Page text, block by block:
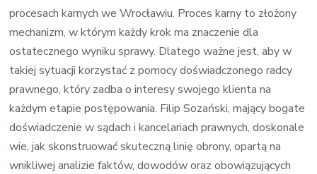
procesach karnych we Wrocławiu. Proces karny to złożony
mechanizm, w którym każdy krok ma znaczenie dla
ostatecznego wyniku sprawy. Dlatego ważne jest, aby w
takiej sytuacji korzystać z pomocy doświadczonego radcy
prawnego, który zadba o interesy swojego klienta na
każdym etapie postępowania. Filip Sozański, mający bogate
doświadczenie w sądach i kancelariach prawnych, doskonale
wie, jak skonstruować skuteczną linię obrony, opartą na
wnikliwej analizie faktów, dowodów oraz obowiązujących